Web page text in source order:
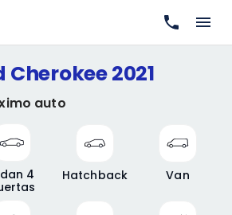
2021
auto
4
Hatchback Van